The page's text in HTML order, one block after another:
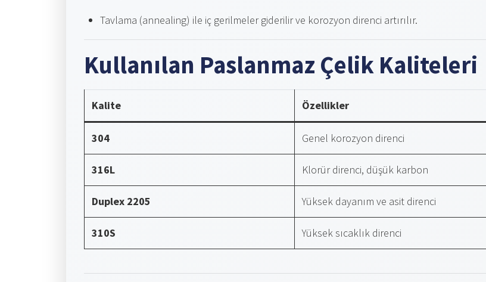
Tavlama (annealing) ile iç gerilmeler giderilir ve korozyon direnci artırılır.
Kullanılan Paslanmaz Çelik Kaliteleri
Kalite Özellikler
304 Genel korozyon direnci
316L Klorür direnci, düşük karbon
Duplex 2205 Yüksek dayanım ve asit direnci
310S Yüksek sıcaklık direnci